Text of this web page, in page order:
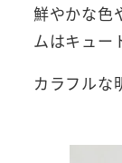
鮮やかな色
ムはキュー
カラフルな